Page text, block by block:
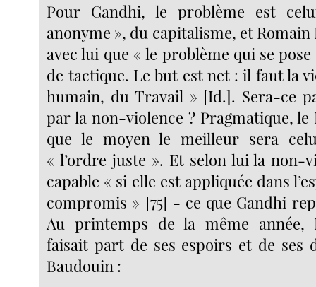
Pour Gandhi, le problème est
anonyme », du capitalisme, et
avec lui que « le problème qui se
de tactique. Le but est net : il faut la
humain, du Travail » [Id.]. Sera-ce
par la non-violence ? Pragmatique,
que le moyen le meilleur sera
« l’ordre juste ». Et selon lui la non-
capable « si elle est appliquée dans
compromis » [75] - ce que Gandhi
Au printemps de la même année,
faisait part de ses espoirs et de ses
Baudouin :